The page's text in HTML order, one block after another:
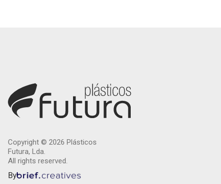
Copyright © 2026 Plásticos
Futura, Lda.
All rights reserved.
By